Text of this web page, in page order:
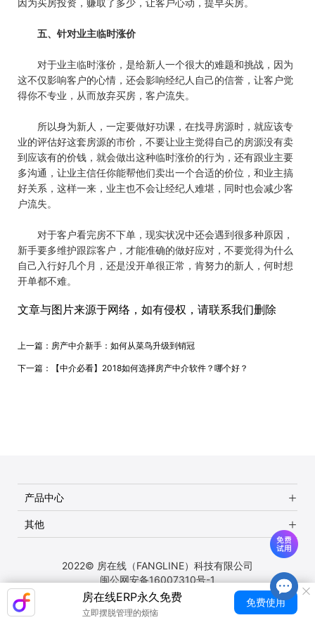
因为买房投资，赚取了多少，让客户心动，提早买房。
五、针对业主临时涨价
对于业主临时涨价，是给新人一个很大的难题和挑战，因为
这不仅影响客户的心情，还会影响经纪人自己的信誉，让客户觉
得你不专业，从而放弃买房，客户流失。
所以身为新人，一定要做好功课，在找寻房源时，就应该专
业的评估好这套房源的市价，不要让业主觉得自己的房源没有卖
到应该有的价钱，就会做出这种临时涨价的行为，还有跟业主要
多沟通，让业主信任你能帮他们卖出一个合适的价位，和业主搞
好关系，这样一来，业主也不会让经纪人难堪，同时也会减少客
户流失。
对于客户看完房不下单 ，现实状况中还会遇到很多种原因，
新手要多维护跟踪客户，才能准确的做好应对，不要觉得为什么
自己入行好几个月，还是没开单很正常，肯努力的新人，何时想
开单都不难。
文章与图片来源于网络，如有侵权，请联系我们删除
上一篇： 房产中介新手：如何从菜鸟升级到销冠
下一篇： 【中介必看】2018如何选择房产中介软件？哪个好？
房在线ERP永久免费
立即摆脱管理的烦恼
免费使用
产品中心
其他
2022© 房在线（FANGLINE）科技有限公司
闽公网安备16007310号-1